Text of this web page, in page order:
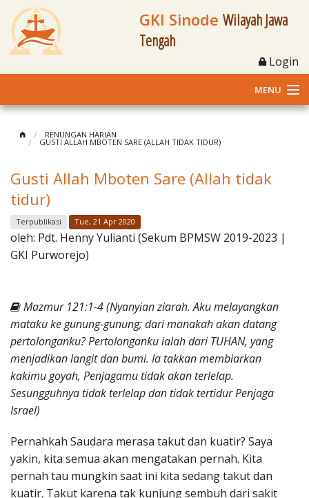
GKI Sinode Wilayah Jawa
Tengah
Login
MENU
Klasis dan Jemaat
Berita Kegiatan
Fasilitas
Penerbitan
RENUNGAN HARIAN
GUSTI ALLAH MBOTEN SARE (ALLAH TIDAK TIDUR)
Gusti Allah Mboten Sare (Allah tidak
tidur)
Terpublikasi Tue, 21 Apr 2020
oleh: Pdt. Henny Yulianti (Sekum BPMSW 2019-2023 |
GKI Purworejo)
Mazmur 121:1-4 (Nyanyian ziarah. Aku melayangkan
mataku ke gunung-gunung; dari manakah akan datang
pertolonganku? Pertolonganku ialah dari TUHAN, yang
menjadikan langit dan bumi. Ia takkan membiarkan
kakimu goyah, Penjagamu tidak akan terlelap.
Sesungguhnya tidak terlelap dan tidak tertidur Penjaga
Israel)
Pernahkah Saudara merasa takut dan kuatir? Saya
yakin, kita semua akan mengatakan pernah. Kita
pernah tau mungkin saat ini kita sedang takut dan
kuatir. Takut karena tak kunjung sembuh dari sakit